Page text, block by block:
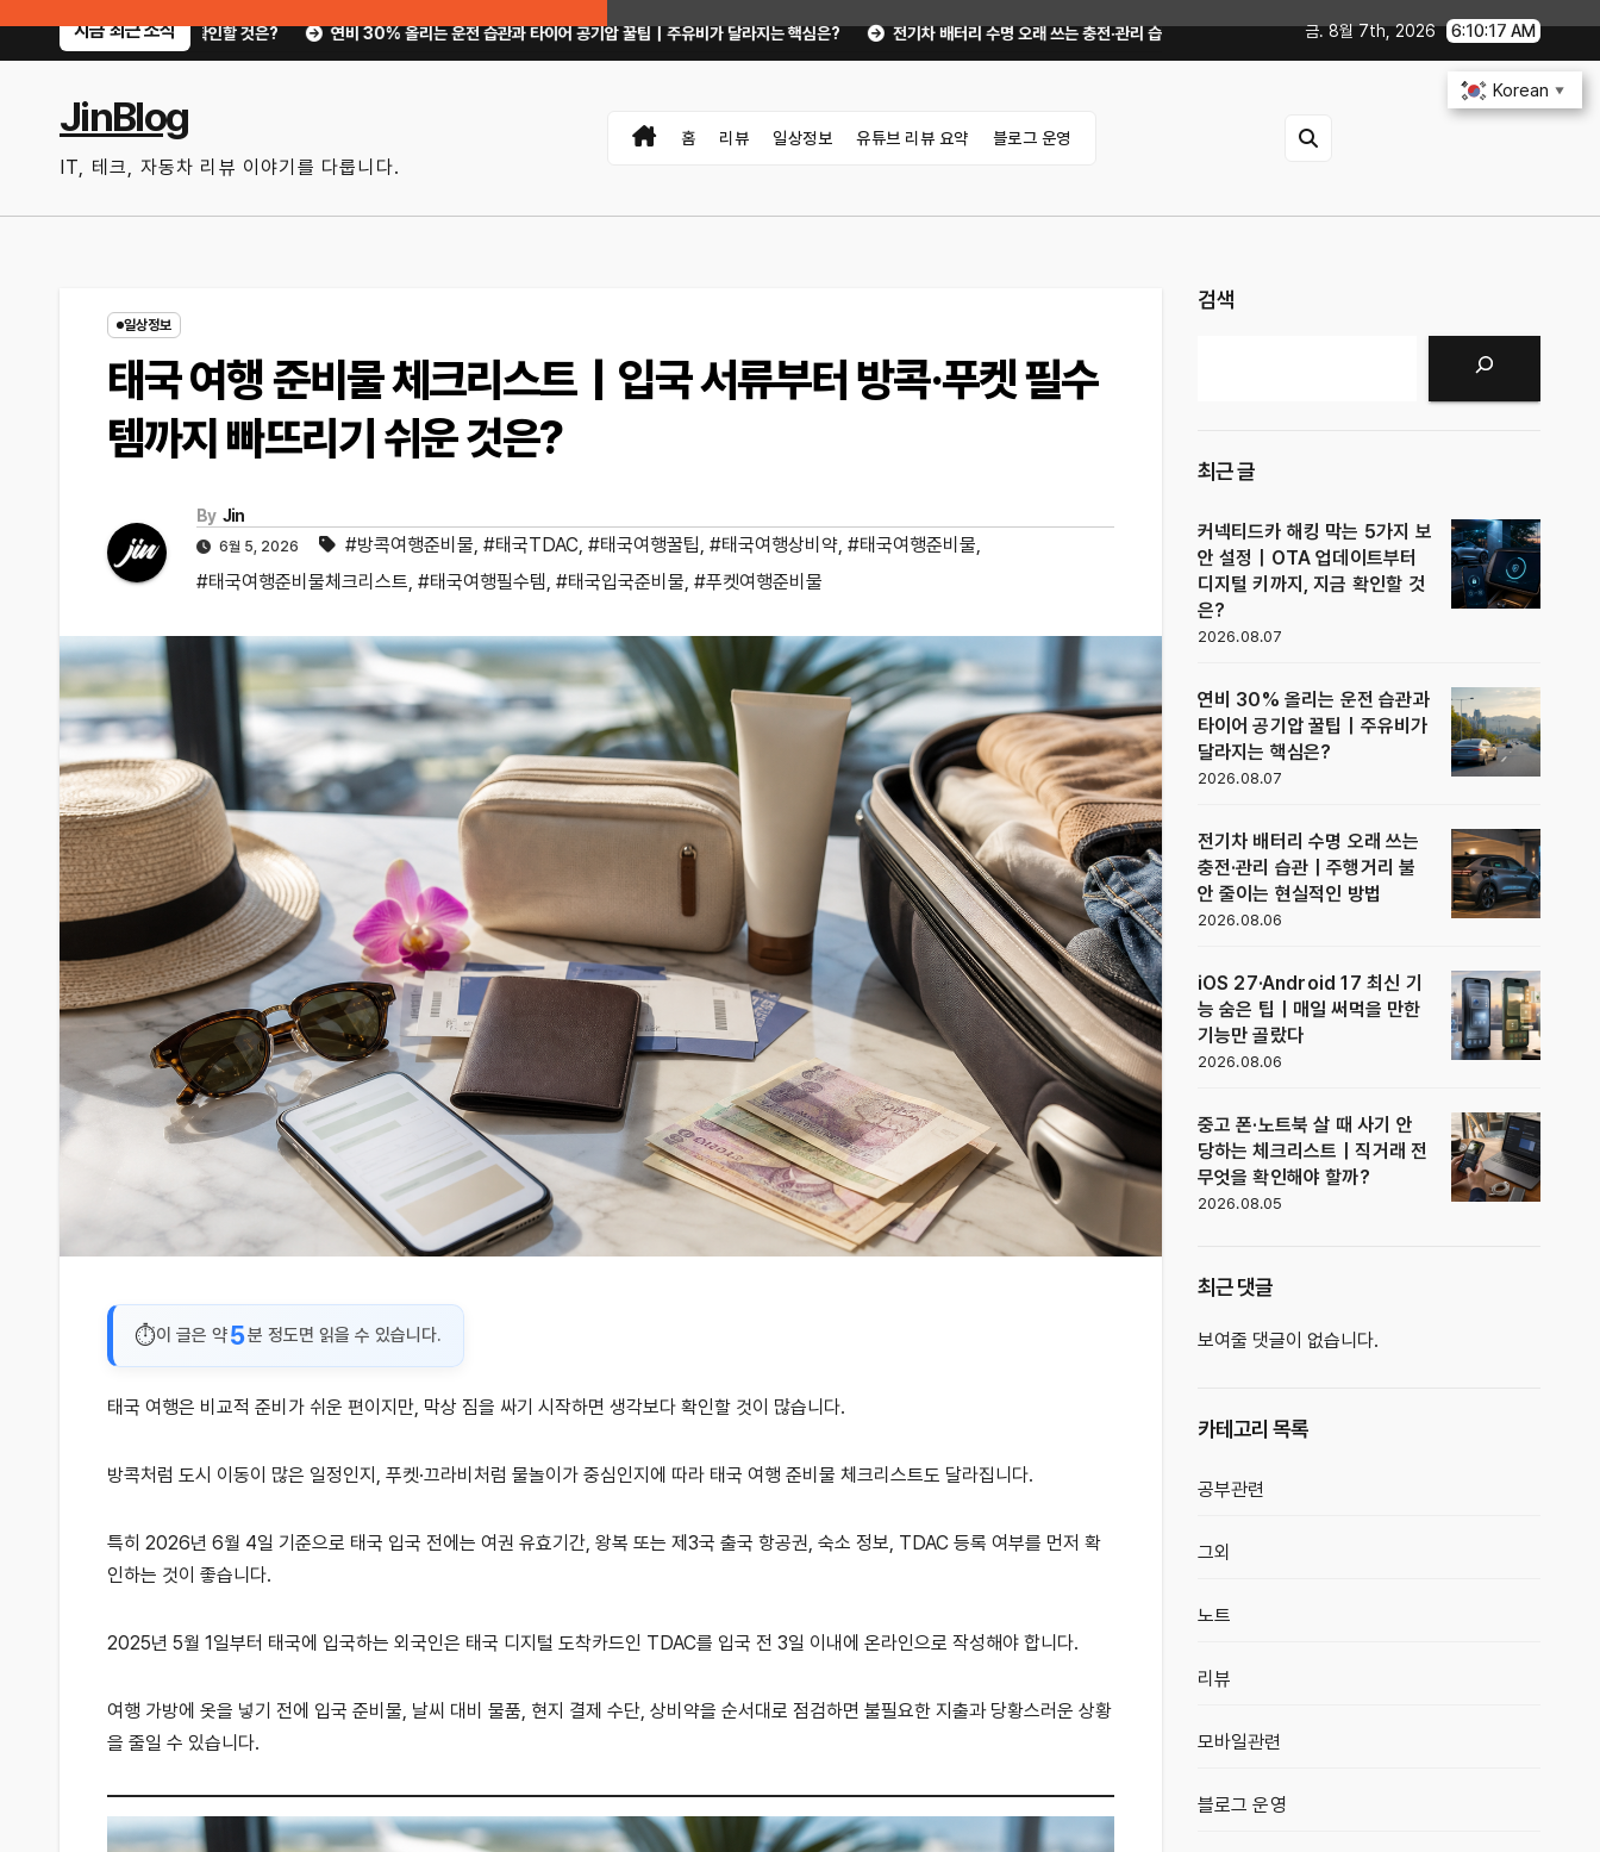
지금 최근 소식
까지, 지금 확인할 것은? 연비 30% 올리는 운전 습관과 타이어 공기압 꿀팁｜주유비가 달라지는 핵심은? 전기차 배터리 수명 오래 쓰는 충전·관리 습관｜주행거리 불안 줄이는 현실적인 방법 iOS 27·Android 17 최신 기능 숨
금. 8월 7th, 2026 6:10:18 AM
JinBlog
IT, 테크, 자동차 리뷰 이야기를 다룹니다.
홈 리뷰 일상정보 유튜브 리뷰 요약 블로그 운영
일상정보
태국 여행 준비물 체크리스트｜입국 서류부터 방콕·푸켓 필수
템까지 빠뜨리기 쉬운 것은?
By Jin
6월 5, 2026 #방콕여행준비물, #태국TDAC, #태국여행꿀팁, #태국여행상비약, #태국여행준비물,
#태국여행준비물체크리스트, #태국여행필수템, #태국입국준비물, #푸켓여행준비물
이 글은 약5분 정도면 읽을 수 있습니다.
태국 여행은 비교적 준비가 쉬운 편이지만, 막상 짐을 싸기 시작하면 생각보다 확인할 것이 많습니다.
방콕처럼 도시 이동이 많은 일정인지, 푸켓·끄라비처럼 물놀이가 중심인지에 따라 태국 여행 준비물 체크리스트도 달라집니다.
특히 2026년 6월 4일 기준으로 태국 입국 전에는 여권 유효기간, 왕복 또는 제3국 출국 항공권, 숙소 정보, TDAC 등록 여부를 먼저 확
인하는 것이 좋습니다.
2025년 5월 1일부터 태국에 입국하는 외국인은 태국 디지털 도착카드인 TDAC를 입국 전 3일 이내에 온라인으로 작성해야 합니다.
여행 가방에 옷을 넣기 전에 입국 준비물, 날씨 대비 물품, 현지 결제 수단, 상비약을 순서대로 점검하면 불필요한 지출과 당황스러운 상황
을 줄일 수 있습니다.
검색
최근 글
커넥티드카 해킹 막는 5가지 보
안 설정｜OTA 업데이트부터
디지털 키까지, 지금 확인할 것
은?
2026.08.07
연비 30% 올리는 운전 습관과
타이어 공기압 꿀팁｜주유비가
달라지는 핵심은?
2026.08.07
전기차 배터리 수명 오래 쓰는
충전·관리 습관｜주행거리 불
안 줄이는 현실적인 방법
2026.08.06
iOS 27·Android 17 최신 기
능 숨은 팁｜매일 써먹을 만한
기능만 골랐다
2026.08.06
중고 폰·노트북 살 때 사기 안
당하는 체크리스트｜직거래 전
무엇을 확인해야 할까?
2026.08.05
최근 댓글
보여줄 댓글이 없습니다.
카테고리 목록
공부관련
그외
노트
리뷰
모바일관련
블로그 운영
Korean ▼